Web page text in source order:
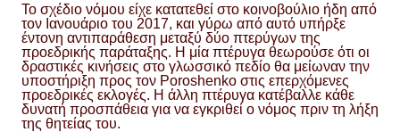
Το σχέδιο νόμου είχε κατατεθεί στο κοινοβούλιο ήδη από
τον Ιανουάριο του 2017, και γύρω από αυτό υπήρξε
έντονη αντιπαράθεση μεταξύ δύο πτερύγων της
προεδρικής παράταξης. Η μία πτέρυγα θεωρούσε ότι οι
δραστικές κινήσεις στο γλωσσικό πεδίο θα μείωναν την
υποστήριξη προς τον Poroshenko στις επερχόμενες
προεδρικές εκλογές. Η άλλη πτέρυγα κατέβαλλε κάθε
δυνατή προσπάθεια για να εγκριθεί ο νόμος πριν τη λήξη
της θητείας του.